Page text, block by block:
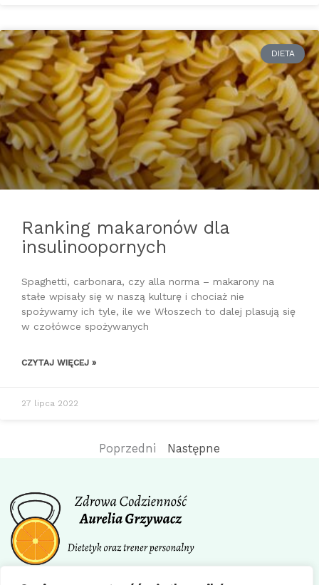
DIETA
Ranking makaronów dla
insulinoopornych
Spaghetti, carbonara, czy alla norma – makarony na
stałe wpisały się w naszą kulturę i chociaż nie
spożywamy ich tyle, ile we Włoszech to dalej plasują się
w czołówce spożywanych
CZYTAJ WIĘCEJ »
27 lipca 2022
Poprzedni Następne